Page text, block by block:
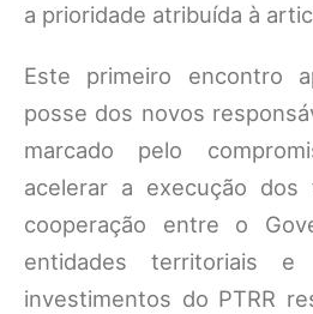
a prioridade atribuída à
Este primeiro encontro
posse dos novos
marcado pelo
acelerar a execução
cooperação entre o
entidades territoriais
investimentos do PTRR